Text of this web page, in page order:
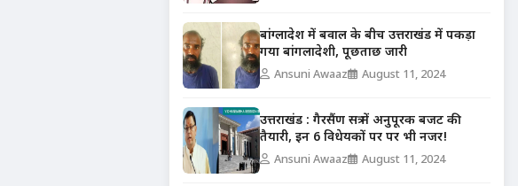
बांग्लादेश में बवाल के बीच उत्तराखंड में पकड़ा
गया बांगलादेशी, पूछताछ जारी
Ansuni Awaaz August 11, 2024
उत्तराखंड : गैरसैंण सत्र में अनुपूरक बजट की
तैयारी, इन 6 विधेयकों पर पर भी नजर!
Ansuni Awaaz August 11, 2024